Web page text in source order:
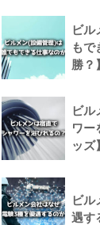
ビル
もで
勝？】
ビル
ワー
ッズ】
ビル
遇す